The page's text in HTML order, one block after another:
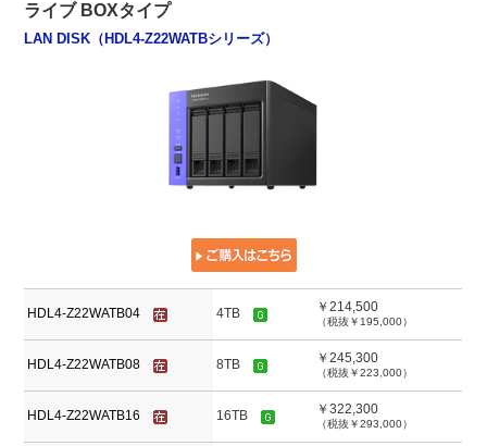
ライブ BOXタイプ
LAN DISK（HDL4-Z22WATBシリーズ）
HDL4-Z22WATB04 4TB ￥214,500
（税抜￥195,000）
HDL4-Z22WATB08 8TB ￥245,300
（税抜￥223,000）
HDL4-Z22WATB16 16TB ￥322,300
（税抜￥293,000）